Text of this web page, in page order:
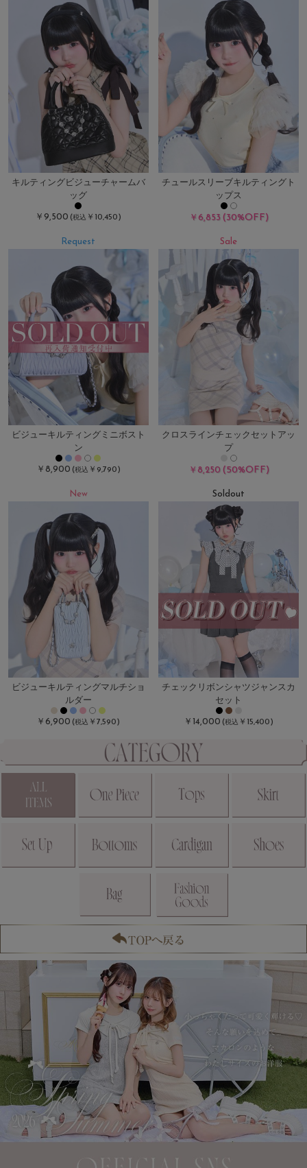
キルティングビジューチャームバ
ッグ
￥9,500 (税込 ￥10,450)
チュールスリーブキルティングト
ップス
￥6,853 (30%OFF)
Request
ビジューキルティングミニボスト
ン
￥8,900 (税込 ￥9,790)
Sale
クロスラインチェックセットアッ
プ
￥8,250(50%OFF)
New
ビジューキルティングマルチショ
ルダー
￥6,900 (税込 ￥7,590)
Soldout
チェックリボンシャツジャンスカ
セット
￥14,000 (税込 ￥15,400)